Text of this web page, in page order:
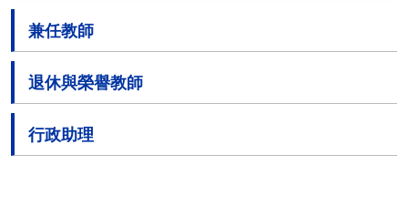
兼任教師
退休與榮譽教師
行政助理